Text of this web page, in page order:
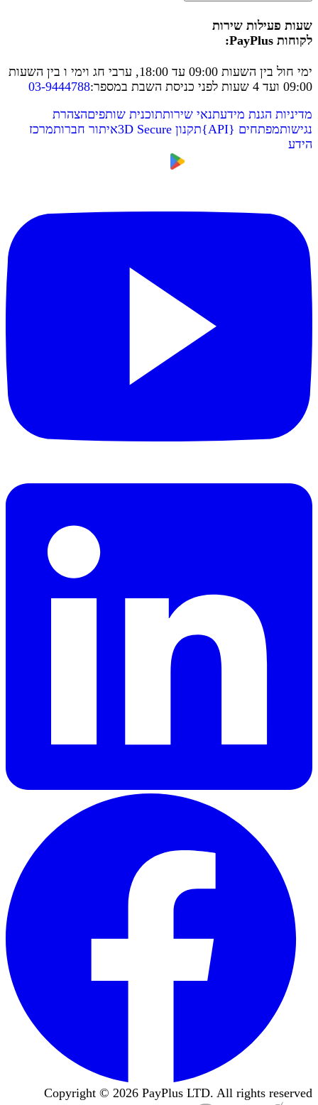
שעות פעילות שירות
לקוחות PayPlus:
ימי חול בין השעות 09:00 עד 18:00, ערבי חג וימי ו בין השעות
09:00 ועד 4 שעות לפני כניסת השבת במספר
:
03-9444788
מדיניות הגנת מידעתנאי שירותתוכנית שותפיםהצהרת
נגישותמפתחים {
API
}תקנון 3D Secure איתור חברותמרכז
הידע
Copyright © 2026 PayPlus LTD. All rights reserved